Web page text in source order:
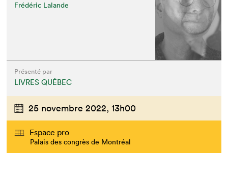
Frédéric Lalande
Présenté par
LIVRES QUÉBEC
25 novembre 2022, 13h00
Espace pro
Palais des congrès de Montréal